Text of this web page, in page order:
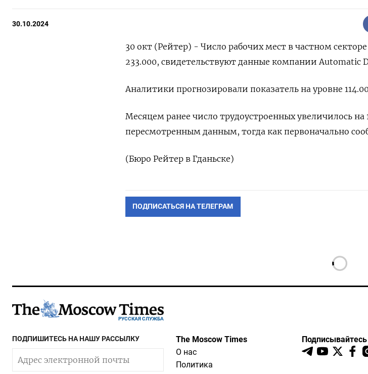
30.10.2024
30 окт (Рейтер) - Число рабочих мест в частном
233.000, свидетельствуют данные компании Automatic
Аналитики прогнозировали показатель на уровне
Месяцем ранее число трудоустроенных увеличилось на
пересмотренным данным, тогда как первоначально
(Бюро Рейтер в Гданьске)
ПОДПИСАТЬСЯ НА ТЕЛЕГРАМ
РУССКАЯ СЛУЖБА
ПОДПИШИТЕСЬ НА НАШУ РАССЫЛКУ
The Moscow Times
О нас
Политика